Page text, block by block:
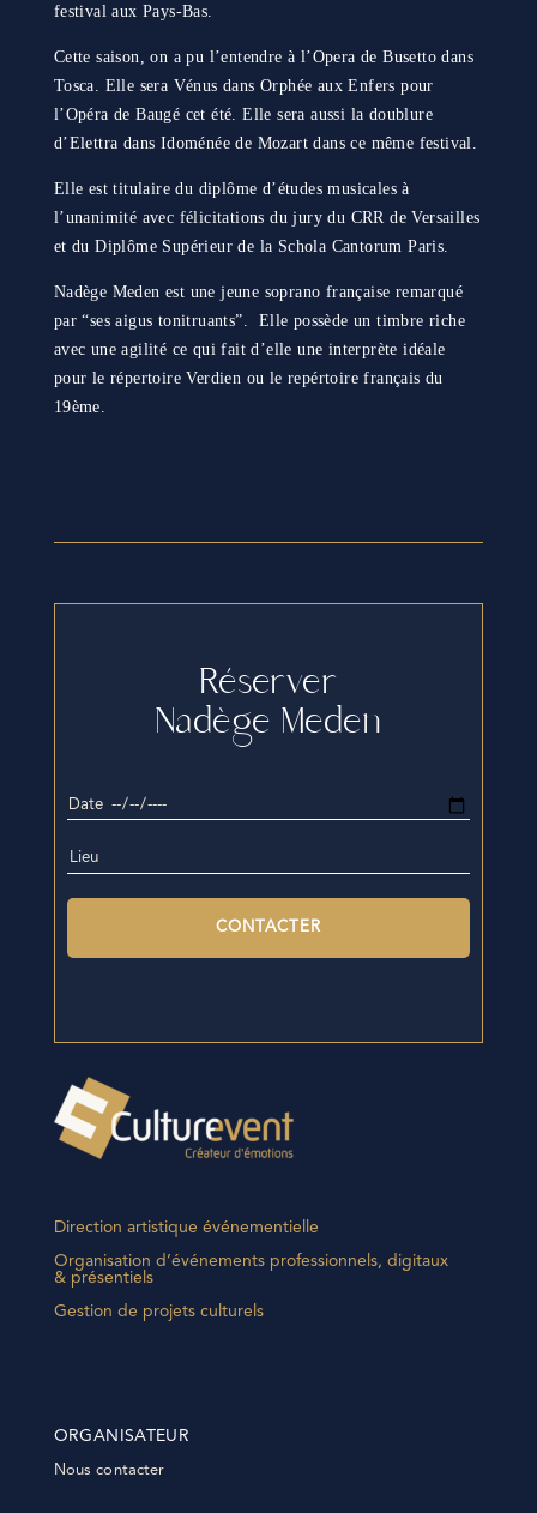
festival aux Pays-Bas.
Cette saison, on a pu l’entendre à l’Opera de Busetto dans
Tosca. Elle sera Vénus dans Orphée aux Enfers pour
l’Opéra de Baugé cet été. Elle sera aussi la doublure
d’Elettra dans Idoménée de Mozart dans ce même festival.
Elle est titulaire du diplôme d’études musicales à
l’unanimité avec félicitations du jury du CRR de Versailles
et du Diplôme Supérieur de la Schola Cantorum Paris.
Nadège Meden est une jeune soprano française remarqué
par “ses aigus tonitruants”. Elle possède un timbre riche
avec une agilité ce qui fait d’elle une interprète idéale
pour le répertoire Verdien ou le repértoire français du
19ème.
Réserver
Nadège Meden
Direction artistique événementielle
Organisation d’événements professionnels, digitaux
& présentiels
Gestion de projets culturels
ORGANISATEUR
Nous contacter